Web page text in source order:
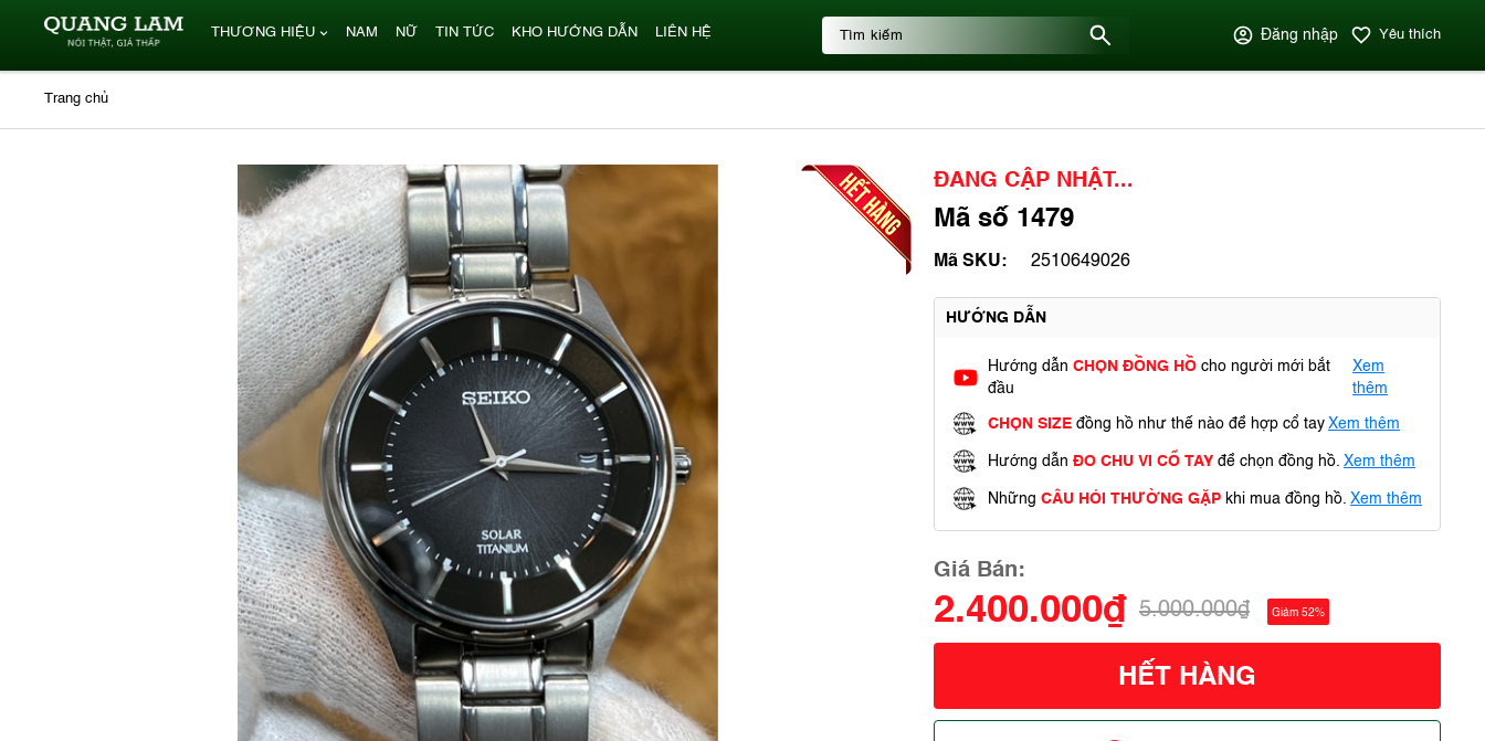
THƯƠNG HIỆU NAM NỮ TIN TỨC KHO HƯỚNG DẪN LIÊN HỆ Đăng nhập Yêu thích
Trang chủ
ĐANG CẬP NHẬT...
Mã số 1479
Mã SKU: 2510649026
HƯỚNG DẪN
Hướng dẫn CHỌN ĐỒNG HỒ cho người mới bắt
đầu
Xem
thêm
CHỌN SIZE đồng hồ như thế nào để hợp cổ tay Xem thêm
Hướng dẫn ĐO CHU VI CỔ TAY để chọn đồng hồ. Xem thêm
Những CÂU HỎI THƯỜNG GẶP khi mua đồng hồ. Xem thêm
Giá Bán:
2.400.000₫ 5.000.000₫ Giảm 52%
HẾT HÀNG